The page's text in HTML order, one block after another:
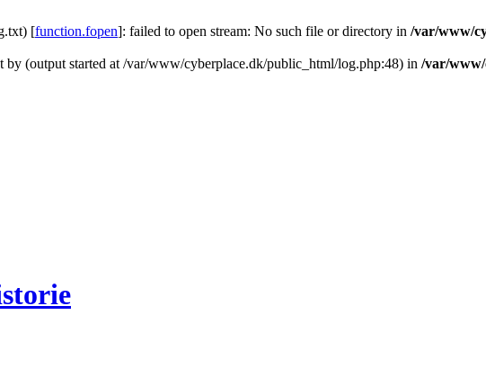
[function.fopen]: failed to open stream: No such file or directory in /var/www/
by (output started at /var/www/cyberplace.dk/public_html/log.php:48) in /var/